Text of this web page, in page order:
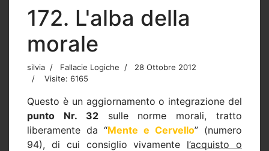
172. L'alba della
morale
silvia Fallacie Logiche
28 Ottobre 2012
Visite: 6165
Questo è un aggiornamento o integrazione del
punto Nr. 32sulle norme morali, tratto
liberamente da “Mente e Cervello” (numero
94), di cui consiglio vivamente l’acquisto o